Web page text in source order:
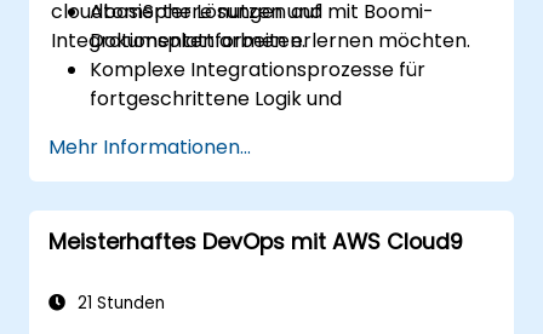
cloudbasierter Lösungen auf
Integrationsplattformen erlernen möchten.
AtomSphere nutzen und mit Boomi-
Dokumenten arbeiten.
Komplexe Integrationsprozesse für
fortgeschrittene Logik und
entwerfen.
Bereitgestellte Integrationsprozesse,
Protokollierung und Berichterstattung
verwalten.
Best Practices und Techniken zur
Mehr Informationen...
Meisterhaftes DevOps mit AWS Cloud9
21 Stunden